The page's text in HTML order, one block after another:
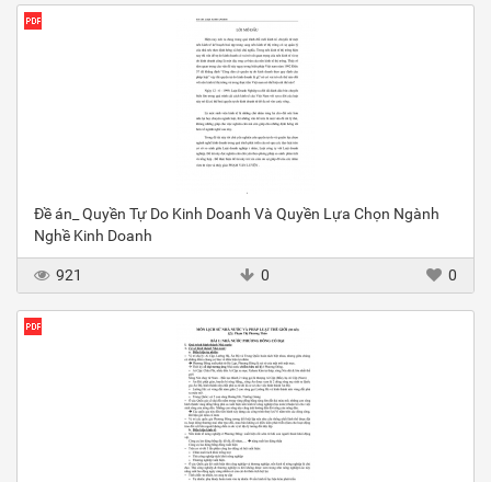
Đề án_ Quyền Tự Do Kinh Doanh Và Quyền Lựa Chọn Ngành
Nghề Kinh Doanh
921 0 0